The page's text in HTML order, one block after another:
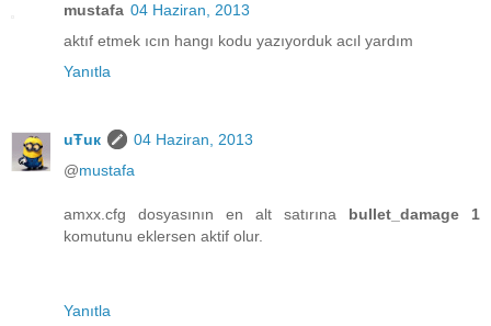
mustafa 04 Haziran, 2013
aktıf etmek ıcın hangı kodu yazıyorduk acıl yardım
Yanıtla
uŦuк
04 Haziran, 2013
@mustafa
amxx.cfg dosyasının en alt satırına bullet_damage 1
komutunu eklersen aktif olur.
Yanıtla